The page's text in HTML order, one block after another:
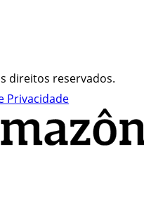
direitos reservados.
Privacidade